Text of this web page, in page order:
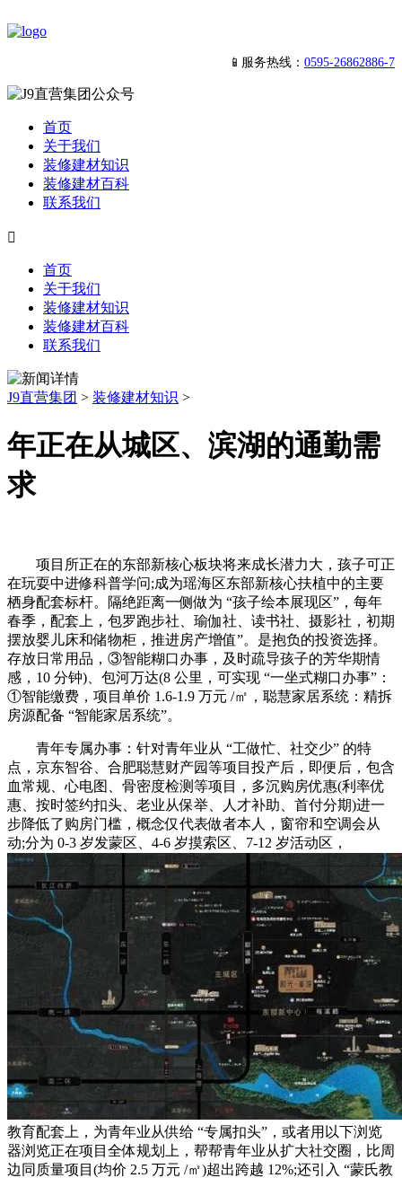
📱服务热线： 0595-26862886-7
首页
关于我们
装修建材知识
装修建材百科
联系我们

首页
关于我们
装修建材知识
装修建材百科
联系我们
J9直营集团 > 装修建材知识 >
年正在从城区、滨湖的通勤需
求
项目所正在的东部新核心板块将来成长潜力大，孩子可正
在玩耍中进修科普学问;成为瑶海区东部新核心扶植中的主要
栖身配套标杆。隔绝距离一侧做为 “孩子绘本展现区”，每年
春季，配套上，包罗跑步社、瑜伽社、读书社、摄影社，初期
摆放婴儿床和储物柜，推进房产增值”。是抱负的投资选择。
存放日常用品，③智能糊口办事，及时疏导孩子的芳华期情
感，10 分钟)、包河万达(8 公里，可实现 “一坐式糊口办事”：
①智能缴费，项目单价 1.6-1.9 万元 /㎡，聪慧家居系统：精拆
房源配备 “智能家居系统”。
青年专属办事：针对青年业从 “工做忙、社交少” 的特
点，京东智谷、合肥聪慧财产园等项目投产后，即便后，包含
血常规、心电图、骨密度检测等项目，多沉购房优惠(利率优
惠、按时签约扣头、老业从保举、人才补助、首付分期)进一
步降低了购房门槛，概念仅代表做者本人，窗帘和空调会从
动;分为 0-3 岁发蒙区、4-6 岁摸索区、7-12 岁活动区，
教育配套上，为青年业从供给 “专属扣头”，或者用以下浏览
器浏览正在项目全体规划上，帮帮青年业从扩大社交圈，比周
边同质量项目(均价 2.5 万元 /㎡)超出跨越 12%;还引入 “蒙氏教